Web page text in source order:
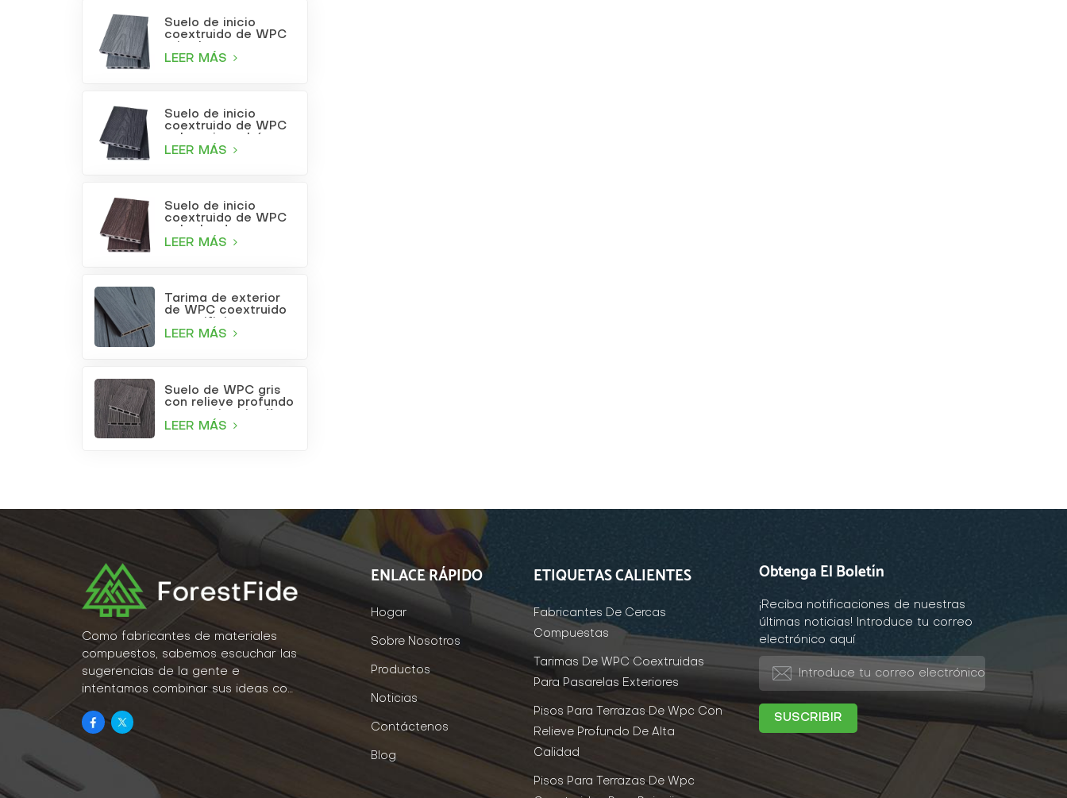
Suelo de inicio
coextruido de WPC
LEER MÁS
Suelo de inicio
coextruido de WPC
LEER MÁS
Suelo de inicio
coextruido de WPC
LEER MÁS
Tarima de exterior
de WPC coextruido
cuadrados, color gris
LEER MÁS
Suelo de WPC gris
con relieve profundo
LEER MÁS
Como fabricantes de materiales
compuestos, sabemos escuchar las
sugerencias de la gente e
intentamos combinar sus ideas con
la realidad como parte de nuestro
estilo de vida.
ENLACE RÁPIDO
Hogar
Sobre Nosotros
Productos
Noticias
Contáctenos
Blog
ETIQUETAS CALIENTES
Fabricantes De Cercas
Compuestas
Tarimas De WPC Coextruidas
Para Pasarelas Exteriores
Pisos Para Terrazas De Wpc Con
Relieve Profundo De Alta
Calidad
Pisos Para Terrazas De Wpc
Obtenga El Boletín
¡Reciba notificaciones de nuestras
últimas noticias! Introduce tu correo
electrónico aquí